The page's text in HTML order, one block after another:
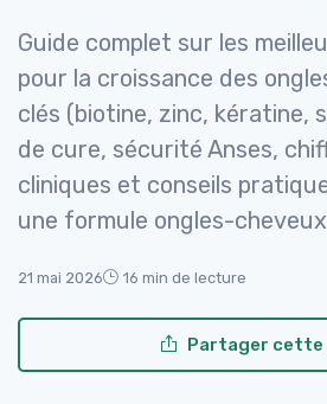
Guide complet sur les
pour la croissance des
clés (biotine, zinc, kératine,
de cure, sécurité Anses,
cliniques et conseils
une formule ongles-
21 mai 2026 16 min de lecture
Partager cette